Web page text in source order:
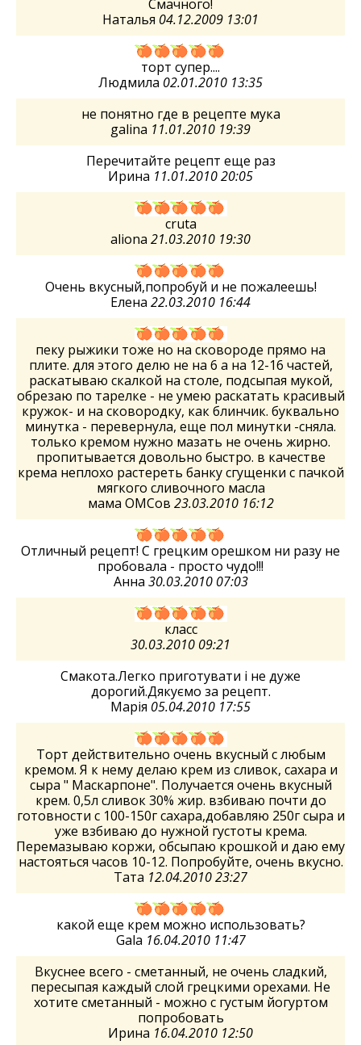
Смачного!
Наталья 04.12.2009 13:01
торт супер....
Людмила 02.01.2010 13:35
не понятно где в рецепте мука
galina 11.01.2010 19:39
Перечитайте рецепт еще раз
Ирина 11.01.2010 20:05
cruta
aliona 21.03.2010 19:30
Очень вкусный,попробуй и не пожалеешь!
Елена 22.03.2010 16:44
пеку рыжики тоже но на сковороде прямо на
плите. для этого делю не на 6 а на 12-16 частей,
раскатываю скалкой на столе, подсыпая мукой,
обрезаю по тарелке - не умею раскатать красивый
кружок- и на сковородку, как блинчик. буквально
минутка - перевернула, еще пол минутки -сняла.
только кремом нужно мазать не очень жирно.
пропитывается довольно быстро. в качестве
крема неплохо растереть банку сгущенки с пачкой
мягкого сливочного масла
мама ОМСов 23.03.2010 16:12
Отличный рецепт! С грецким орешком ни разу не
пробовала - просто чудо!!!
Анна 30.03.2010 07:03
класс
30.03.2010 09:21
Смакота.Легко приготувати і не дуже
дорогий.Дякуємо за рецепт.
Марія 05.04.2010 17:55
Торт действительно очень вкусный с любым
кремом. Я к нему делаю крем из сливок, сахара и
сыра " Маскарпоне". Получается очень вкусный
крем. 0,5л сливок 30% жир. взбиваю почти до
готовности с 100-150г сахара,добавляю 250г сыра и
уже взбиваю до нужной густоты крема.
Перемазываю коржи, обсыпаю крошкой и даю ему
настояться часов 10-12. Попробуйте, очень вкусно.
Тата 12.04.2010 23:27
какой еще крем можно использовать?
Gala 16.04.2010 11:47
Вкуснее всего - сметанный, не очень сладкий,
пересыпая каждый слой грецкими орехами. Не
хотите сметанный - можно с густым йогуртом
попробовать
Ирина 16.04.2010 12:50